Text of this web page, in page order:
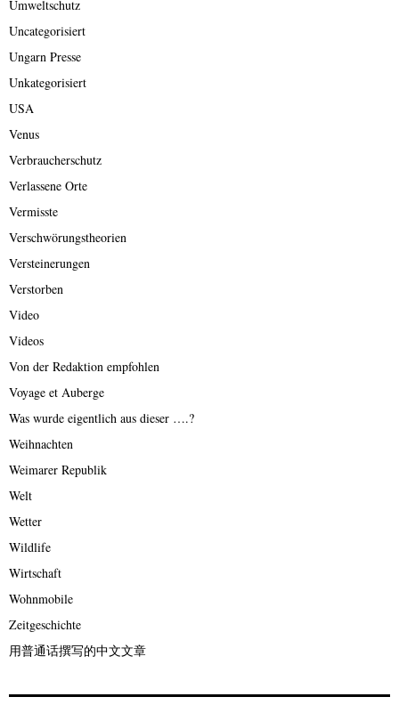
Umweltschutz
Uncategorisiert
Ungarn Presse
Unkategorisiert
USA
Venus
Verbraucherschutz
Verlassene Orte
Vermisste
Verschwörungstheorien
Versteinerungen
Verstorben
Video
Videos
Von der Redaktion empfohlen
Voyage et Auberge
Was wurde eigentlich aus dieser ….?
Weihnachten
Weimarer Republik
Welt
Wetter
Wildlife
Wirtschaft
Wohnmobile
Zeitgeschichte
用普通话撰写的中文文章